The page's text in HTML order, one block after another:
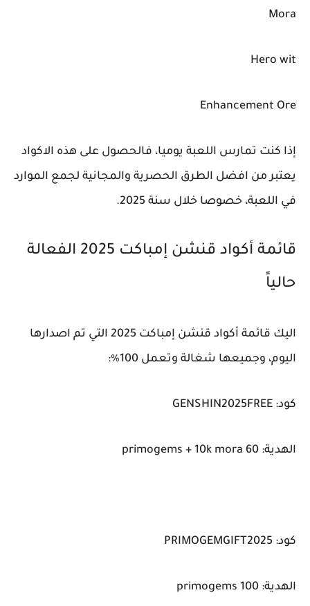
Mora
Hero wit
Enhancement Ore
إذا كنت تمارس اللعبة يوميا، فالحصول على هذه الاكواد
يعتبر من افضل الطرق الحصرية والمجانية لجمع الموارد
في اللعبة، خصوصا خلال سنة 2025.
قائمة أكواد قنشن إمباكت 2025 الفعالة
حالياً
اليك قائمة أكواد قنشن إمباكت 2025 التي تم اصدارها
اليوم، وجميعها شغالة وتعمل 100٪:
كود: GENSHIN2025FREE
الهدية: 60 primogems + 10k mora
كود: PRIMOGEMGIFT2025
الهدية: 100 primogems